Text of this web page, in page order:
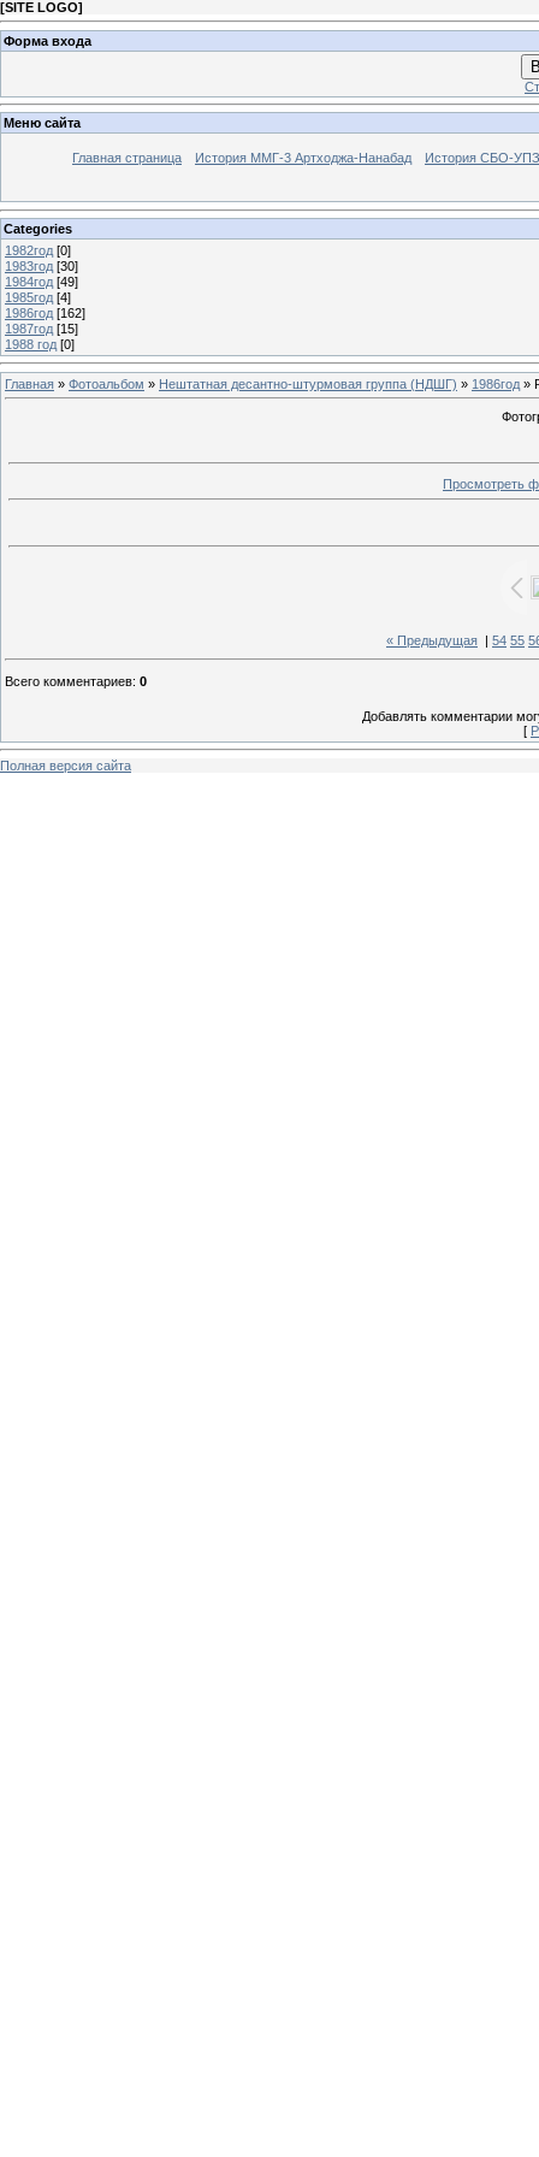
[SITE LOGO]
Форма входа
Меню сайта
Главная страница История ММГ-3 Артходжа-Нанабад История СБО-УПЗ
Categories
1982год [0]
1983год [30]
1984год [49]
1985год [4]
1986год [162]
1987год [15]
1988 год [0]
Главная » Фотоальбом » Нештатная десантно-штурмовая группа (НДШГ) » 1986год »
Просмотреть
« Предыдущая 54 55
Всего комментариев: 0
Добавлять комментарии
[
Полная версия сайта